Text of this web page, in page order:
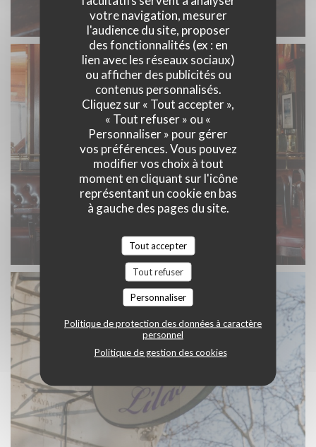
votre navigation, mesurer
l'audience du site, proposer
des fonctionnalités (ex : en
lien avec les réseaux sociaux)
ou afficher des publicités ou
contenus personnalisés.
Cliquez sur « Tout accepter »,
« Tout refuser » ou «
Personnaliser » pour gérer
vos préférences. Vous pouvez
modifier vos choix à tout
moment en cliquant sur l'icône
représentant un cookie en bas
à gauche des pages du site.
Tout accepter
Tout refuser
Personnaliser
Politique de protection des données à caractère
personnel
Politique de gestion des cookies